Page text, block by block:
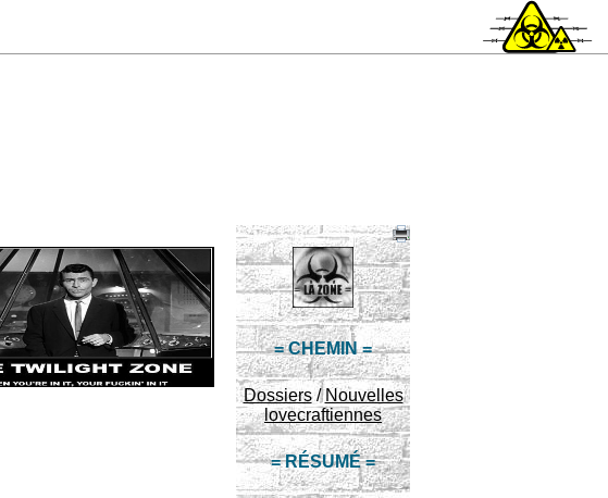
= CHEMIN =
Dossiers/Nouvelles
lovecraftiennes
= RÉSUMÉ =